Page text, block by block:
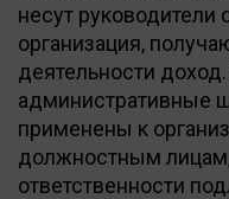
несут руководители
организация,
деятельности
административные
применены к
должностным лицам,
ответственности